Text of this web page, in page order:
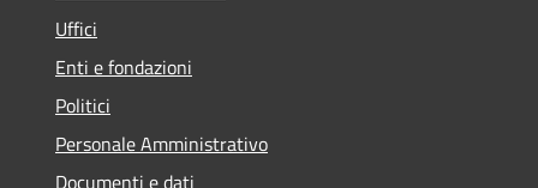
Uffici
Enti e fondazioni
Politici
Personale Amministrativo
Documenti e dati